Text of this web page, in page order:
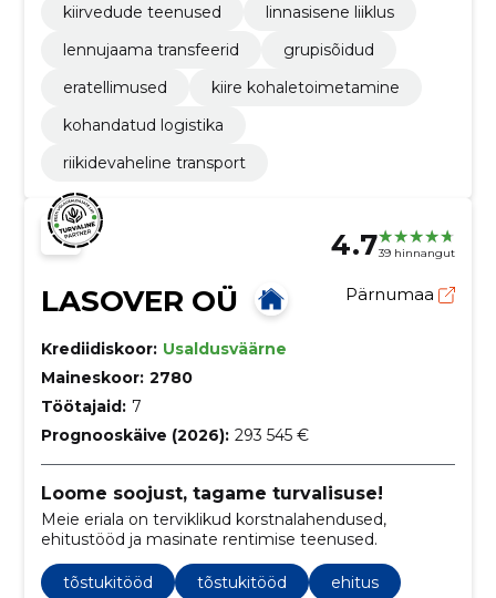
kiirvedude teenused
linnasisene liiklus
lennujaama transfeerid
grupisõidud
eratellimused
kiire kohaletoimetamine
kohandatud logistika
riikidevaheline transport
4.739 hinnangut
LASOVER OÜ Pärnumaa
Krediidiskoor: Usaldusväärne
Maineskoor: 2780
Töötajaid: 7
Prognooskäive (2026): 293 545 €
Loome soojust, tagame turvalisuse!
Meie eriala on terviklikud korstnalahendused,
ehitustööd ja masinate rentimise teenused.
tõstukitööd tõstukitööd
ehitus